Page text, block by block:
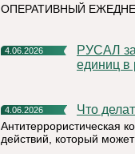
ОПЕРАТИВНЫЙ
4.06.2026
РУСАЛ заключил крупнейшую сделку по продаже углеродных
единиц в
4.06.2026 Что
Антитеррористическая
действий, который